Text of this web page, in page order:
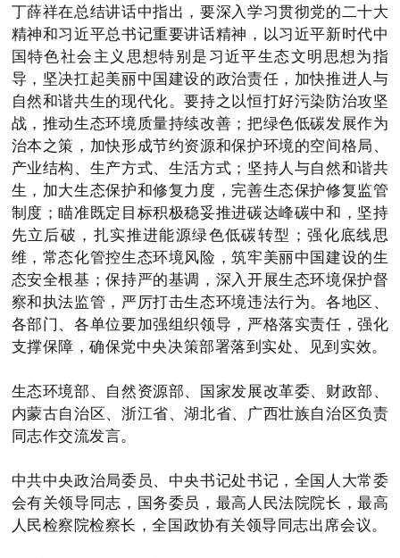
丁薛祥在总结讲话中指出，要深入学习贯彻党的二十大
精神和习近平总书记重要讲话精神，以习近平新时代中
国特色社会主义思想特别是习近平生态文明思想为指
导，坚决扛起美丽中国建设的政治责任，加快推进人与
自然和谐共生的现代化。要持之以恒打好污染防治攻坚
战，推动生态环境质量持续改善；把绿色低碳发展作为
治本之策，加快形成节约资源和保护环境的空间格局、
产业结构、生产方式、生活方式；坚持人与自然和谐共
生，加大生态保护和修复力度，完善生态保护修复监管
制度；瞄准既定目标积极稳妥推进碳达峰碳中和，坚持
先立后破，扎实推进能源绿色低碳转型；强化底线思
维，常态化管控生态环境风险，筑牢美丽中国建设的生
态安全根基；保持严的基调，深入开展生态环境保护督
察和执法监管，严厉打击生态环境违法行为。各地区、
各部门、各单位要加强组织领导，严格落实责任，强化
支撑保障，确保党中央决策部署落到实处、见到实效。
生态环境部、自然资源部、国家发展改革委、财政部、
内蒙古自治区、浙江省、湖北省、广西壮族自治区负责
同志作交流发言。
中共中央政治局委员、中央书记处书记，全国人大常委
会有关领导同志，国务委员，最高人民法院院长，最高
人民检察院检察长，全国政协有关领导同志出席会议。